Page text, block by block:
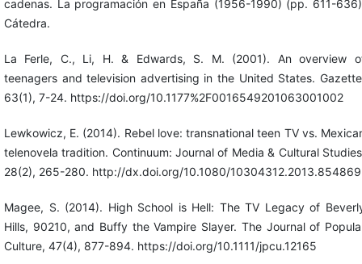
cadenas. La programación en España (1956-1990) (pp. 611-
Cátedra.
La Ferle, C., Li, H. & Edwards, S. M. (2001). An overview
teenagers and television advertising in the United States.
63(1), 7-24. https://doi.org/10.1177%2F0016549201063001002
Lewkowicz, E. (2014). Rebel love: transnational teen TV vs.
telenovela tradition. Continuum: Journal of Media & Cultural
28(2), 265-280. http://dx.doi.org/10.1080/10304312.2013.854869
Magee, S. (2014). High School is Hell: The TV Legacy of
Hills, 90210, and Buffy the Vampire Slayer. The Journal of
Culture, 47(4), 877-894. https://doi.org/10.1111/jpcu.12165